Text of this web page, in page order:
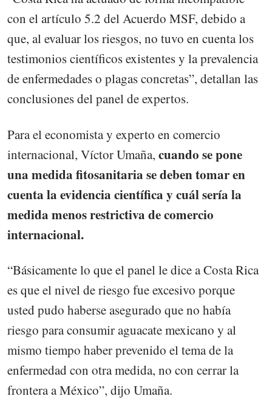
con el artículo 5.2 del Acuerdo MSF, debido a
que, al evaluar los riesgos, no tuvo en cuenta los
testimonios científicos existentes y la prevalencia
de enfermedades o plagas concretas”, detallan las
conclusiones del panel de expertos.
Para el economista y experto en comercio
internacional, Víctor Umaña, cuando se pone
una medida fitosanitaria se deben tomar en
cuenta la evidencia científica y cuál sería la
medida menos restrictiva de comercio
internacional.
“Básicamente lo que el panel le dice a Costa Rica
es que el nivel de riesgo fue excesivo porque
usted pudo haberse asegurado que no había
riesgo para consumir aguacate mexicano y al
mismo tiempo haber prevenido el tema de la
enfermedad con otra medida, no con cerrar la
frontera a México”, dijo Umaña.